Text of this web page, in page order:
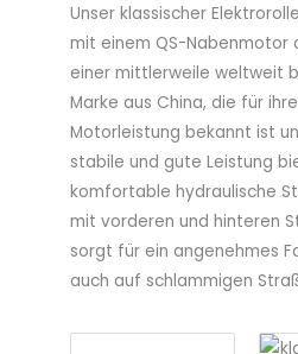
Unser klassischer
mit einem QS-Nabenmotor
einer mittlerweile weltweit
Marke aus China, die für
Motorleistung bekannt ist
stabile und gute Leistung
komfortable hydraulische
mit vorderen und hinteren
sorgt für ein angenehmes
auch auf schlammigen